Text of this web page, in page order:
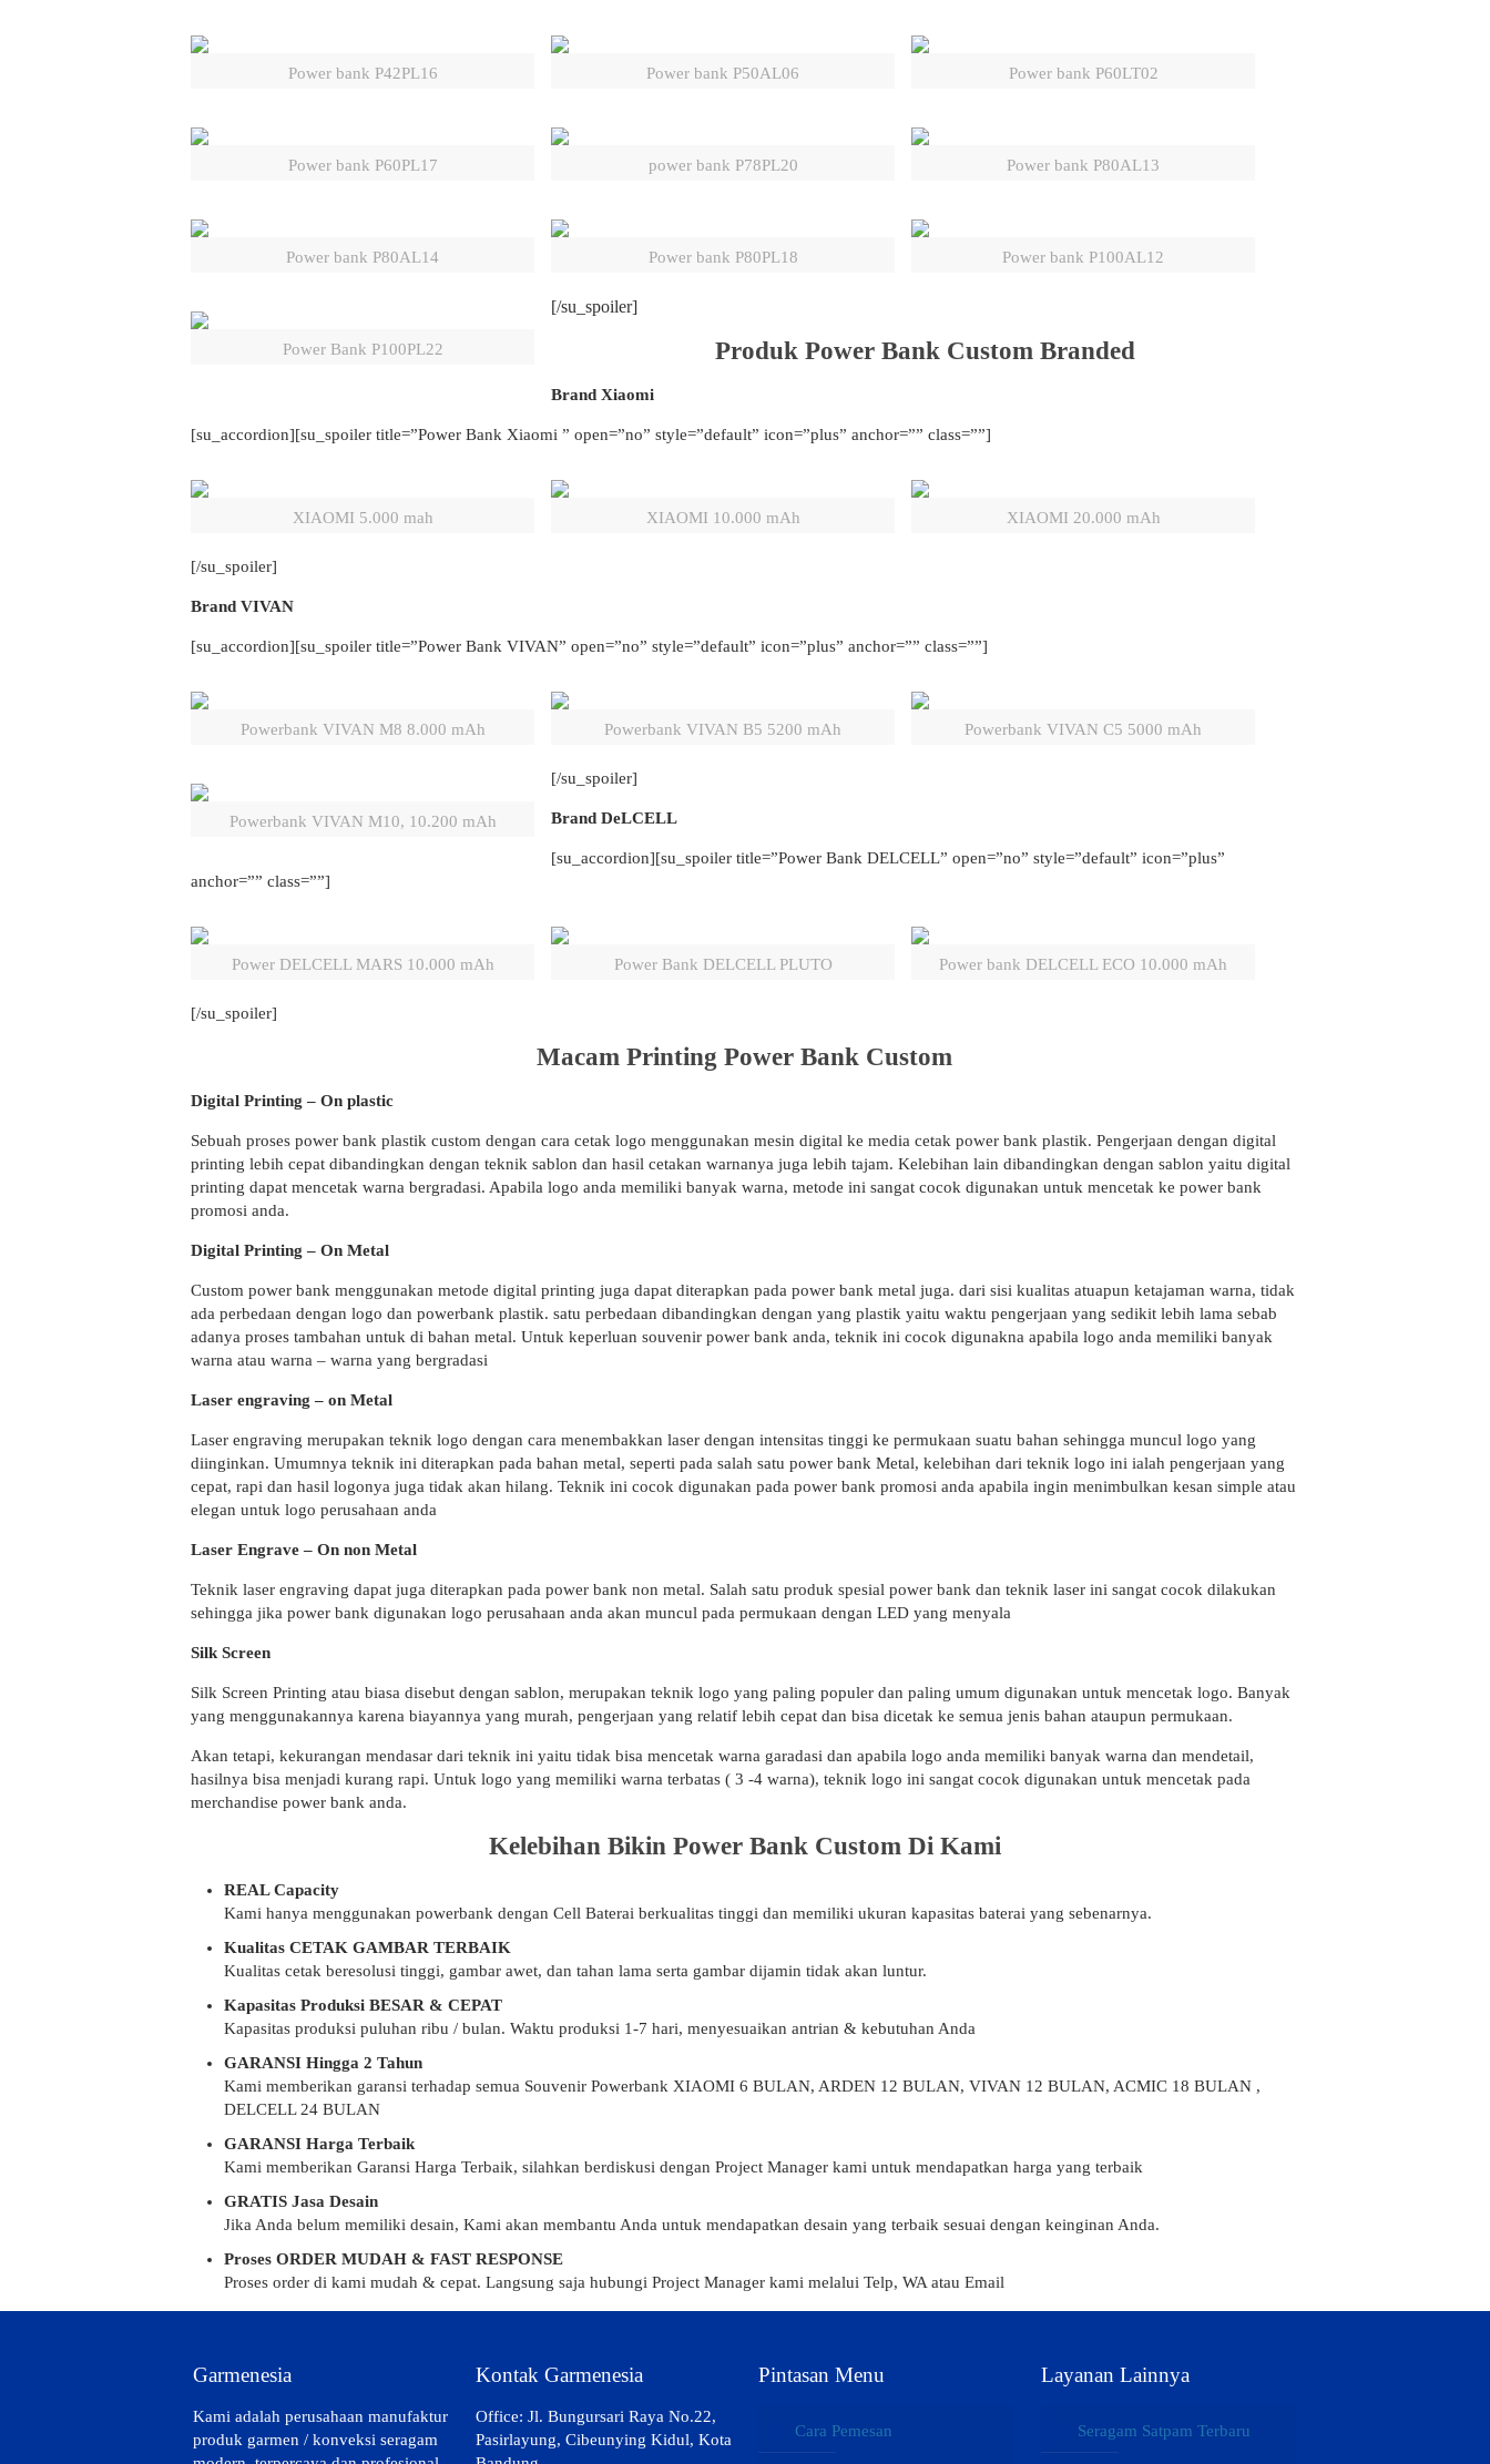
Power bank P42PL16 Power bank P50AL06 Power bank P60LT02
Power bank P60PL17 power bank P78PL20 Power bank P80AL13
Power bank P80AL14 Power bank P80PL18 Power bank P100AL12
Power Bank P100PL22
[/su_spoiler]
Produk Power Bank Custom Branded
Brand Xiaomi
[su_accordion][su_spoiler title=”Power Bank Xiaomi ” open=”no” style=”default” icon=”plus” anchor=”” class=””]
XIAOMI 5.000 mah XIAOMI 10.000 mAh XIAOMI 20.000 mAh
[/su_spoiler]
Brand VIVAN
[su_accordion][su_spoiler title=”Power Bank VIVAN” open=”no” style=”default” icon=”plus” anchor=”” class=””]
Powerbank VIVAN M8 8.000 mAh Powerbank VIVAN B5 5200 mAh Powerbank VIVAN C5 5000 mAh
Powerbank VIVAN M10, 10.200 mAh
[/su_spoiler]
Brand DeLCELL
[su_accordion][su_spoiler title=”Power Bank DELCELL” open=”no” style=”default” icon=”plus”
anchor=”” class=””]
Power DELCELL MARS 10.000 mAh Power Bank DELCELL PLUTO Power bank DELCELL ECO 10.000 mAh
[/su_spoiler]
Macam Printing Power Bank Custom
Digital Printing – On plastic
Sebuah proses power bank plastik custom dengan cara cetak logo menggunakan mesin digital ke media cetak power bank plastik. Pengerjaan dengan digital
printing lebih cepat dibandingkan dengan teknik sablon dan hasil cetakan warnanya juga lebih tajam. Kelebihan lain dibandingkan dengan sablon yaitu digital
printing dapat mencetak warna bergradasi. Apabila logo anda memiliki banyak warna, metode ini sangat cocok digunakan untuk mencetak ke power bank
promosi anda.
Digital Printing – On Metal
Custom power bank menggunakan metode digital printing juga dapat diterapkan pada power bank metal juga. dari sisi kualitas atuapun ketajaman warna, tidak
ada perbedaan dengan logo dan powerbank plastik. satu perbedaan dibandingkan dengan yang plastik yaitu waktu pengerjaan yang sedikit lebih lama sebab
adanya proses tambahan untuk di bahan metal. Untuk keperluan souvenir power bank anda, teknik ini cocok digunakna apabila logo anda memiliki banyak
warna atau warna – warna yang bergradasi
Laser engraving – on Metal
Laser engraving merupakan teknik logo dengan cara menembakkan laser dengan intensitas tinggi ke permukaan suatu bahan sehingga muncul logo yang
diinginkan. Umumnya teknik ini diterapkan pada bahan metal, seperti pada salah satu power bank Metal, kelebihan dari teknik logo ini ialah pengerjaan yang
cepat, rapi dan hasil logonya juga tidak akan hilang. Teknik ini cocok digunakan pada power bank promosi anda apabila ingin menimbulkan kesan simple atau
elegan untuk logo perusahaan anda
Laser Engrave – On non Metal
Teknik laser engraving dapat juga diterapkan pada power bank non metal. Salah satu produk spesial power bank dan teknik laser ini sangat cocok dilakukan
sehingga jika power bank digunakan logo perusahaan anda akan muncul pada permukaan dengan LED yang menyala
Silk Screen
Silk Screen Printing atau biasa disebut dengan sablon, merupakan teknik logo yang paling populer dan paling umum digunakan untuk mencetak logo. Banyak
yang menggunakannya karena biayannya yang murah, pengerjaan yang relatif lebih cepat dan bisa dicetak ke semua jenis bahan ataupun permukaan.
Akan tetapi, kekurangan mendasar dari teknik ini yaitu tidak bisa mencetak warna garadasi dan apabila logo anda memiliki banyak warna dan mendetail,
hasilnya bisa menjadi kurang rapi. Untuk logo yang memiliki warna terbatas ( 3 -4 warna), teknik logo ini sangat cocok digunakan untuk mencetak pada
merchandise power bank anda.
Kelebihan Bikin Power Bank Custom Di Kami
REAL Capacity
Kami hanya menggunakan powerbank dengan Cell Baterai berkualitas tinggi dan memiliki ukuran kapasitas baterai yang sebenarnya.
Kualitas CETAK GAMBAR TERBAIK
Kualitas cetak beresolusi tinggi, gambar awet, dan tahan lama serta gambar dijamin tidak akan luntur.
Kapasitas Produksi BESAR & CEPAT
Kapasitas produksi puluhan ribu / bulan. Waktu produksi 1-7 hari, menyesuaikan antrian & kebutuhan Anda
GARANSI Hingga 2 Tahun
Kami memberikan garansi terhadap semua Souvenir Powerbank XIAOMI 6 BULAN, ARDEN 12 BULAN, VIVAN 12 BULAN, ACMIC 18 BULAN ,
DELCELL 24 BULAN
GARANSI Harga Terbaik
Kami memberikan Garansi Harga Terbaik, silahkan berdiskusi dengan Project Manager kami untuk mendapatkan harga yang terbaik
GRATIS Jasa Desain
Jika Anda belum memiliki desain, Kami akan membantu Anda untuk mendapatkan desain yang terbaik sesuai dengan keinginan Anda.
Proses ORDER MUDAH & FAST RESPONSE
Proses order di kami mudah & cepat. Langsung saja hubungi Project Manager kami melalui Telp, WA atau Email
Garmenesia
Kami adalah perusahaan manufaktur
produk garmen / konveksi seragam
Kontak Garmenesia
Office: Jl. Bungursari Raya No.22,
Pasirlayung, Cibeunying Kidul, Kota
Pintasan Menu
Cara Pemesan
Layanan Lainnya
Seragam Satpam Terbaru